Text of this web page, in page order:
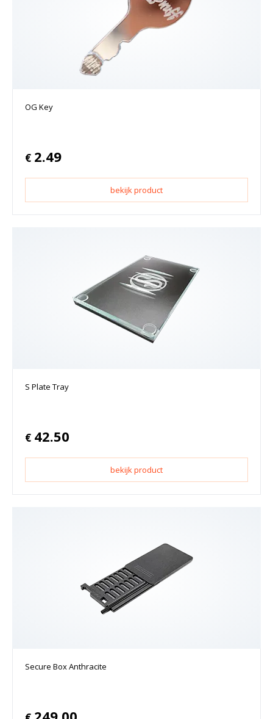
OG Key
€ 2.49
bekijk product
S Plate Tray
€ 42.50
bekijk product
Secure Box Anthracite